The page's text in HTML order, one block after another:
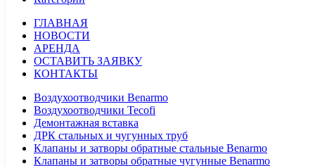
ГЛАВНАЯ
НОВОСТИ
АРЕНДА
ОСТАВИТЬ ЗАЯВКУ
КОНТАКТЫ
Воздухоотводчики Benarmo
Воздухоотводчики Tecofi
Демонтажная вставка
ДРК стальных и чугунных труб
Клапаны и затворы обратные стальные Benarmo
Клапаны и затворы обратные чугунные Benarmo